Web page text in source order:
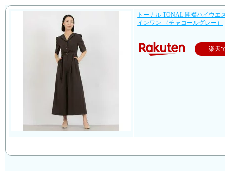
トーナル TONAL 開襟ハイウエ
インワン （チャコールグレー）
楽天